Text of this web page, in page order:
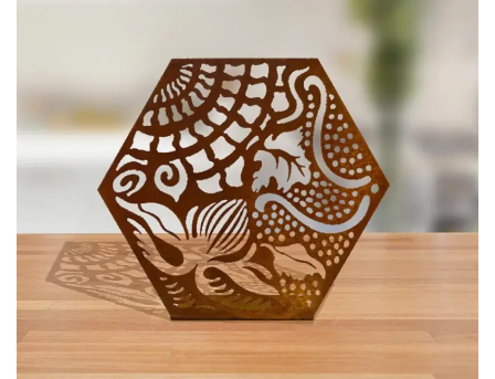
Médaille commémorative Gaudí
2026 – Édition limitée
89,00 € NEUF
Ajouter au panier
Motxilla Stivibags
149,00 €